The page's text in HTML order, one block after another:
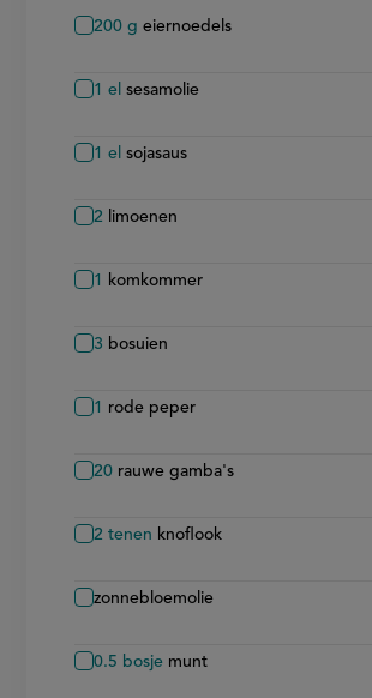
200 g eiernoedels
1 el sesamolie
1 el sojasaus
2 limoenen
1 komkommer
3 bosuien
1 rode peper
20 rauwe gamba's
2 tenen knoflook
zonnebloemolie
0.5 bosje munt